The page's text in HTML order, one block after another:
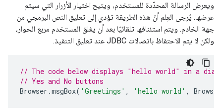
ويعرض الرسالة المحدّدة للمستخدم، ويتيح اختيار الأزرار التي سيتم
عرضها. يُرجى العِلم أنّ هذه الطريقة تؤدي إلى تعليق النص البرمجي من
جهة الخادم. ويتم استئنافها تلقائيًا بعد أن يغلق المستخدم مربع الحوار،
ولكن لا يتم الاحتفاظ باتصالات JDBC عند تعليق التنفيذ.
// The code below displays "hello world" in a
// Yes and No buttons
Browser .msgBox( 'Greetings' , 'hello world' , Browser